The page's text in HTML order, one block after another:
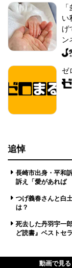
い
げ
ン
ゼ
追悼
長崎市出身・平和
訴え「愛があれば
つげ義春さんと白
は？
死去した丹羽宇一
ど読書』ベストセ
動画で見る